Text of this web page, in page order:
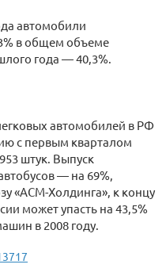
автомобили
в общем объеме
года — 40,3%.
автомобилей в РФ
с первым кварталом
штук. Выпуск
— на 69%,
«АСМ-Холдинга», к концу
может упасть на 43,5%
в 2008 году.